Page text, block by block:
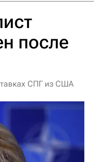
после
СПГ из США